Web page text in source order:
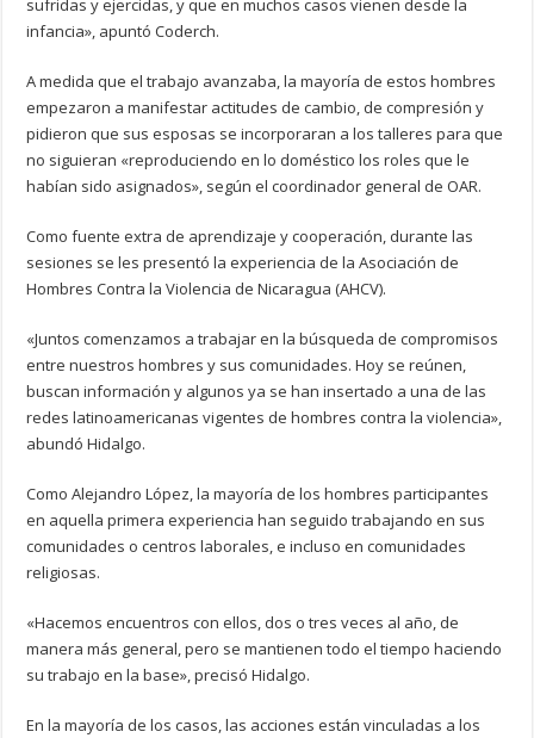
sufridas y ejercidas, y que en muchos casos vienen desde la
infancia», apuntó Coderch.
A medida que el trabajo avanzaba, la mayoría de estos hombres
empezaron a manifestar actitudes de cambio, de compresión y
pidieron que sus esposas se incorporaran a los talleres para que
no siguieran «reproduciendo en lo doméstico los roles que le
habían sido asignados», según el coordinador general de OAR.
Como fuente extra de aprendizaje y cooperación, durante las
sesiones se les presentó la experiencia de la Asociación de
Hombres Contra la Violencia de Nicaragua (AHCV).
«Juntos comenzamos a trabajar en la búsqueda de compromisos
entre nuestros hombres y sus comunidades. Hoy se reúnen,
buscan información y algunos ya se han insertado a una de las
redes latinoamericanas vigentes de hombres contra la violencia»,
abundó Hidalgo.
Como Alejandro López, la mayoría de los hombres participantes
en aquella primera experiencia han seguido trabajando en sus
comunidades o centros laborales, e incluso en comunidades
religiosas.
«Hacemos encuentros con ellos, dos o tres veces al año, de
manera más general, pero se mantienen todo el tiempo haciendo
su trabajo en la base», precisó Hidalgo.
En la mayoría de los casos, las acciones están vinculadas a los